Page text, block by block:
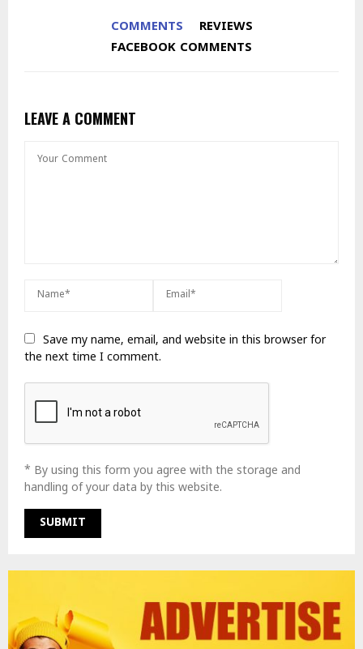
COMMENTS
REVIEWS
FACEBOOK COMMENTS
LEAVE A COMMENT
Save my name, email, and website in this browser for
the next time I comment.
* By using this form you agree with the storage and
handling of your data by this website.